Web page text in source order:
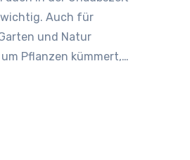
Auch für
und Natur
Pflanzen kümmert,…